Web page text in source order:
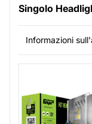
Singolo
Informazioni